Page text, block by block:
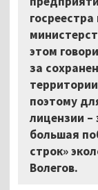
этом
за
поэтому
лицензии –
большая
строк»
Волегов.